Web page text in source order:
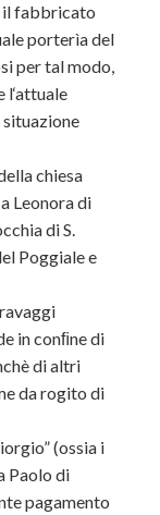
il fabbricato
porterìa del
per tal modo,
l‘attuale
chiesa
Leonora di
di S.
Poggiale e
in conﬁne di
di altri
da rogito di
(ossia i
Paolo di
pagamento